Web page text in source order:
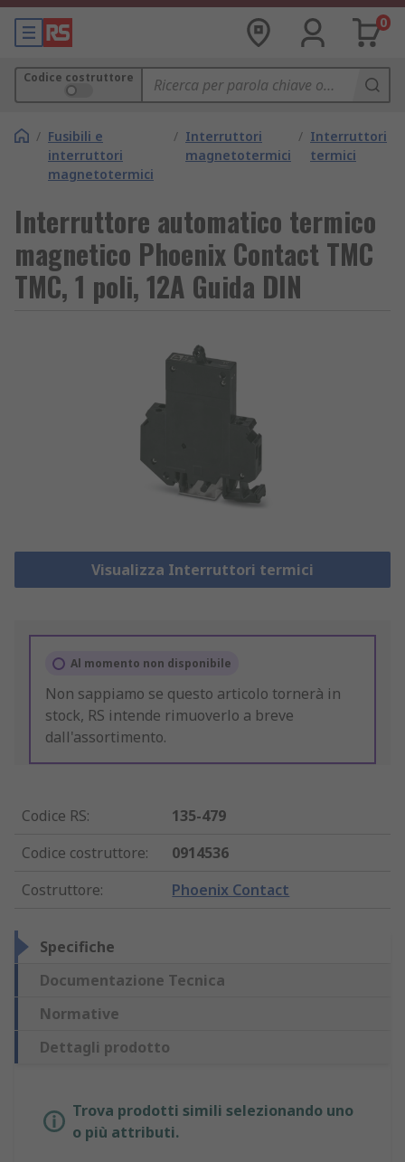
0
Codice costruttore
/ Fusibili e
interruttori
magnetotermici
/ Interruttori
magnetotermici
/ Interruttori
termici
Interruttore automatico termico
magnetico Phoenix Contact TMC
TMC, 1 poli, 12A Guida DIN
Visualizza Interruttori termici
Al momento non disponibile
Non sappiamo se questo articolo tornerà in
stock, RS intende rimuoverlo a breve
dall'assortimento.
Codice RS:
135-479
Codice costruttore:
0914536
Costruttore: Phoenix Contact
Specifiche
Documentazione Tecnica
Normative
Dettagli prodotto
Trova prodotti simili selezionando uno
o più attributi.